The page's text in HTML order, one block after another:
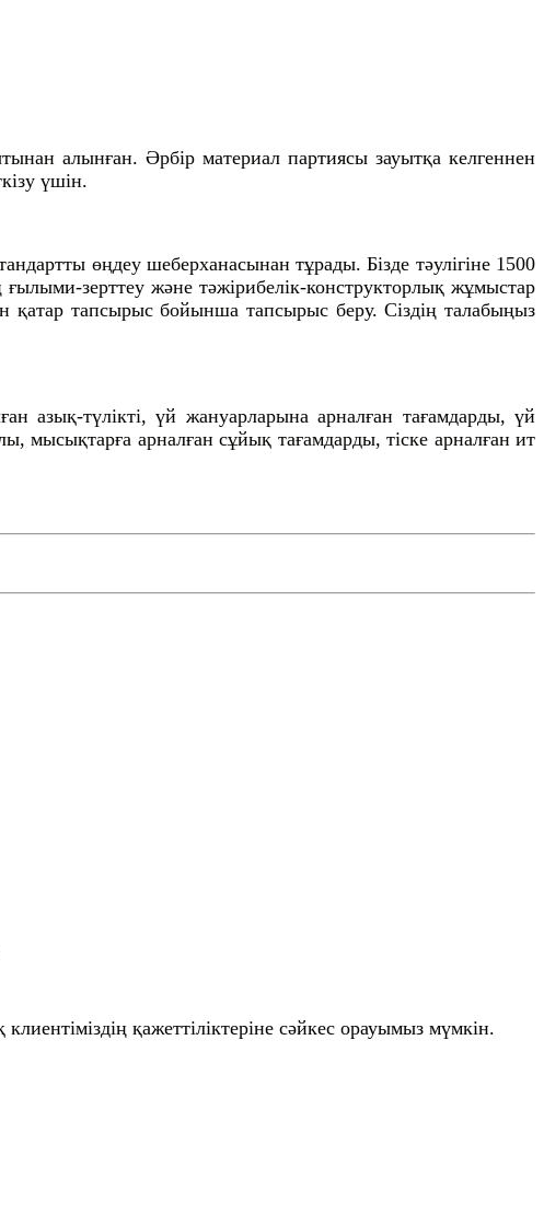
алынған. Әрбір материал партиясы зауытқа келгеннен
үшін.
өңдеу шеберханасынан тұрады. Бізде тәулігіне 1500
зерттеу және тәжірибелік-конструкторлық жұмыстар
қатар тапсырыс бойынша тапсырыс беру. Сіздің талабыңыз
азық-түлікті, үй жануарларына арналған тағамдарды, үй
арналған сұйық тағамдарды, тіске арналған ит
қажеттіліктеріне сәйкес орауымыз мүмкін.